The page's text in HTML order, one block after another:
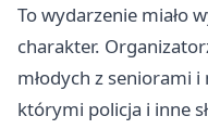
To wydarzenie miało
charakter.
młodych z seniorami
którymi policja i inne